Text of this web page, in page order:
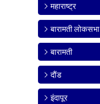
महाराष्ट्र
बारामती लोकसभा
बारामती
दौंड
इंदापूर